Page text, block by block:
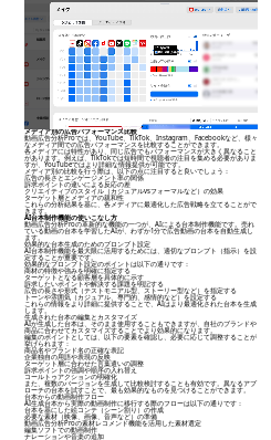
メディア別の広告パフォーマンス比較
動画広告分析Proでは、YouTube、TikTok、Instagram、Facebookなど、様々
なメディア間での広告パフォーマンスを比較することができます。
各メディアには特性があり、同じ広告でもパフォーマンスが大きく異なること
があります。例えば、TikTokでは短時間で視聴者の注目を集める必要がありま
すが、YouTubeではより詳細な情報提供が可能です。
メディア別の比較を行う際は、以下の点に注目すると良いでしょう：
広告の長さとエンゲージメント率の関係
訴求ポイントの違いによる反応の差
クリエイティブのスタイル（カジュアルvsフォーマルなど）の効果
ターゲット層とメディアの親和性
これらの分析結果を基に、各メディアに最適化した広告戦略を立てることがで
きます。
AI台本制作機能の使いこなし方
動画広告分析Proの革新的な機能の一つが、AIによる台本制作機能です。売れ
ている動画の台本を学習したAIが、わずか1分で広告動画の台本を自動生成し
ます。
効果的な台本生成のためのプロンプト設定
AI台本制作機能を最大限に活用するためには、適切なプロンプト（指示）を設
定することが重要です。
効果的なプロンプト設定のポイントは以下の通りです：
商材の特徴や強みを明確に指定する
ターゲットとなる顧客層を具体的に示す
訴求したいポイントや解決する課題を明記する
広告の長さや形式（テストモニアル型、ストーリー型など）を指定する
トーンや雰囲気（カジュアル、専門的、感情的など）を設定する
これらの情報をより詳細に提供することで、AIはより最適化された台本を生成
します。
生成された台本の編集とカスタマイズ
AIが生成した台本は、そのまま使用することもできますが、自社のブランドや
商品に合わせてカスタマイズすることでより効果的になります。
編集のポイントとしては、以下の要素を確認し、必要に応じて調整することが
挙げられます：
商品名やブランド名の正確な表記
企業独自の用語や表現の反映
ターゲット層に合わせた言葉遣いの調整
訴求ポイントの強調や順序の入れ替え
コールトゥアクションの明確化
また、複数のバージョンを生成して比較検討することも有効です。異なるアプ
ローチの台本を試すことで、最も効果的なものを見つけることができます。
台本からの動画制作フロー
AI生成台本から実際の動画制作に移行する際のフローは以下の通りです：
台本を基にした絵コンテ（シーン割り）の作成
必要な素材（映像、画像、音声など）の準備
動画広告分析Proの素材レコメンド機能を活用した素材選定
編集ソフトでの動画制作
ナレーションや音楽の追加